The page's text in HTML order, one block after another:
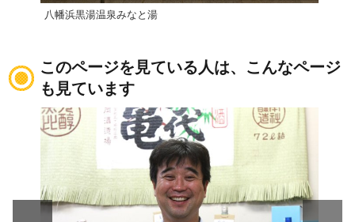
八幡浜黒湯温泉みなと湯
このページを見ている人は、こんなページ
も見ています